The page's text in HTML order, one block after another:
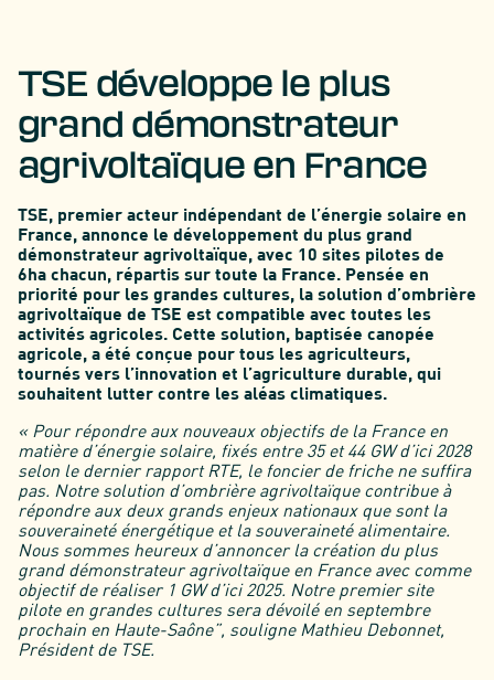
TSE développe le plus
grand démonstrateur
agrivoltaïque en France
TSE, premier acteur indépendant de l’énergie solaire en
France, annonce le développement du plus grand
démonstrateur agrivoltaïque, avec 10 sites pilotes de
6ha chacun, répartis sur toute la France. Pensée en
priorité pour les grandes cultures, la solution d’ombrière
agrivoltaïque de TSE est compatible avec toutes les
activités agricoles. Cette solution, baptisée canopée
agricole, a été conçue pour tous les agriculteurs,
tournés vers l’innovation et l’agriculture durable, qui
souhaitent lutter contre les aléas climatiques.
« Pour répondre aux nouveaux objectifs de la France en
matière d’énergie solaire, fixés entre 35 et 44 GW d’ici 2028
selon le dernier rapport RTE, le foncier de friche ne suffira
pas. Notre solution d’ombrière agrivoltaïque contribue à
répondre aux deux grands enjeux nationaux que sont la
souveraineté énergétique et la souveraineté alimentaire.
Nous sommes heureux d’annoncer la création du plus
grand démonstrateur agrivoltaïque en France avec comme
objectif de réaliser 1 GW d’ici 2025. Notre premier site
pilote en grandes cultures sera dévoilé en septembre
prochain en Haute-Saône”, souligne Mathieu Debonnet,
Président de TSE.